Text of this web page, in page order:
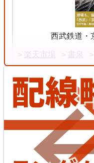
【待望の複線化】成
イアクセス
4 Jul. 2026
Chuō
Tōkaidō
4
西武鉄道・
楽天市場 書泉